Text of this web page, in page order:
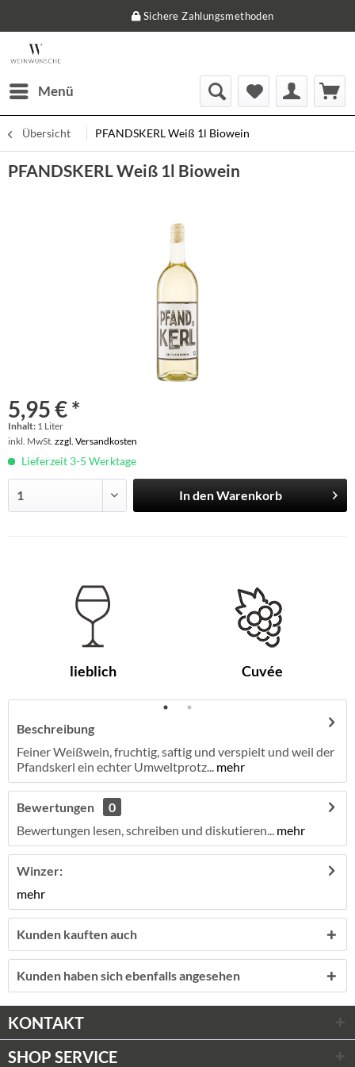
Sichere Zahlungsmethoden
Menü
Übersicht PFANDSKERL Weiß 1l Biowein
PFANDSKERL Weiß 1l Biowein
5,95 € *
Inhalt: 1 Liter
inkl. MwSt. zzgl. Versandkosten
Lieferzeit 3-5 Werktage
In denWarenkorb
lieblich Cuvée
Beschreibung
Feiner Weißwein, fruchtig, saftig und verspielt und weil der
Pfandskerl ein echter Umweltprotz... mehr
Bewertungen
0
Bewertungen lesen, schreiben und diskutieren... mehr
Winzer:
mehr
Kunden kauften auch
Kunden haben sich ebenfalls angesehen
KONTAKT
SHOP SERVICE